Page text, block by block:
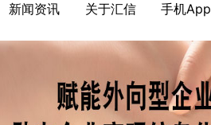
新闻资讯 关于汇信 手机App